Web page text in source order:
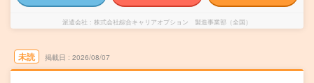
派遣会社 株式会社綜合キャリアオプション 製造事業部（全国）
未読 掲載日 2026/08/07